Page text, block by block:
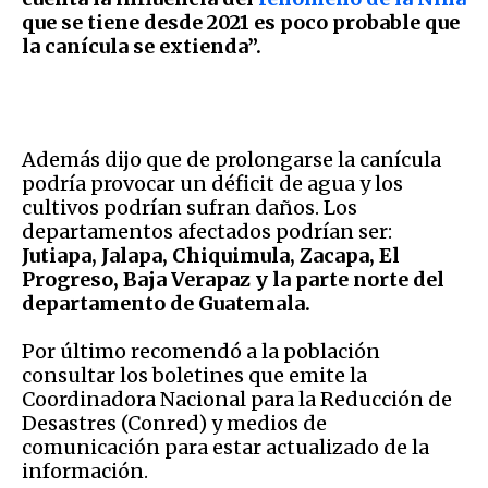
que se tiene desde 2021 es poco probable que
la canícula se extienda”.
Además dijo que de prolongarse la canícula
podría provocar un déficit de agua y los
cultivos podrían sufran daños. Los
departamentos afectados podrían ser:
Jutiapa, Jalapa, Chiquimula, Zacapa, El
Progreso, Baja Verapaz y la parte norte del
departamento de Guatemala.
Por último recomendó a la población
consultar los boletines que emite la
Coordinadora Nacional para la Reducción de
Desastres (Conred) y medios de
comunicación para estar actualizado de la
información.